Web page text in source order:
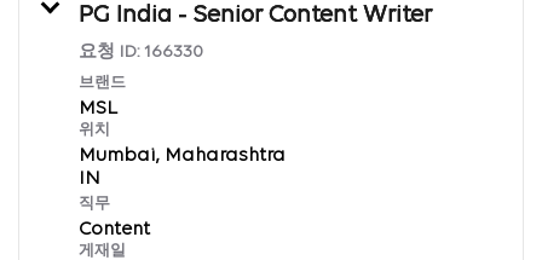
PG India - Senior Content Writer
요청 ID: 166330
브랜드
MSL
위치
Mumbai, Maharashtra
직무
Content
게재일